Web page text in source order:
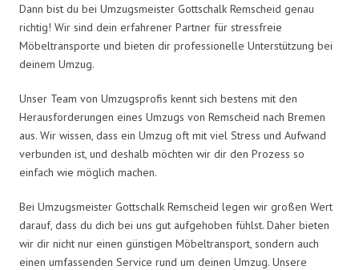
Dann bist du bei Umzugsmeister Gottschalk Remscheid genau
richtig! Wir sind dein erfahrener Partner für stressfreie
Möbeltransporte und bieten dir professionelle Unterstützung bei
deinem Umzug.
Unser Team von Umzugsprofis kennt sich bestens mit den
Herausforderungen eines Umzugs von Remscheid nach Bremen
aus. Wir wissen, dass ein Umzug oft mit viel Stress und Aufwand
verbunden ist, und deshalb möchten wir dir den Prozess so
einfach wie möglich machen.
Bei Umzugsmeister Gottschalk Remscheid legen wir großen Wert
darauf, dass du dich bei uns gut aufgehoben fühlst. Daher bieten
wir dir nicht nur einen günstigen Möbeltransport, sondern auch
einen umfassenden Service rund um deinen Umzug. Unsere